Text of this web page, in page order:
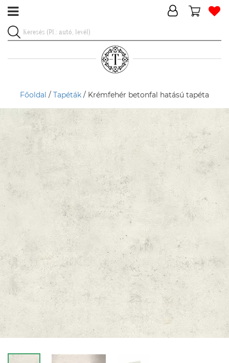
Főoldal / Tapéták / Krémfehér betonfal hatású tapéta